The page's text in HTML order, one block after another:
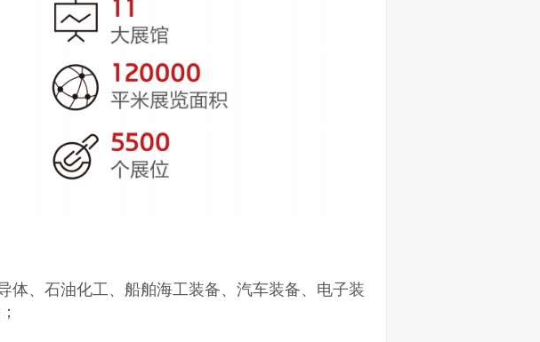
体、石油化工、船舶海工装备、汽车装备、电子装